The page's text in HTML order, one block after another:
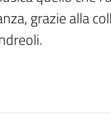
grazie alla